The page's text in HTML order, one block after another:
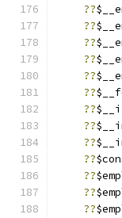
??
??
??
??
??
??
??
??
??
??
??
??
??